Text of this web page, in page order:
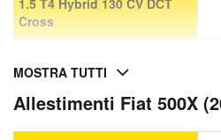
1.5 T4 Hybrid 130 CV DCT
Cross
MOSTRA TUTTI
Allestimenti Fiat 500X